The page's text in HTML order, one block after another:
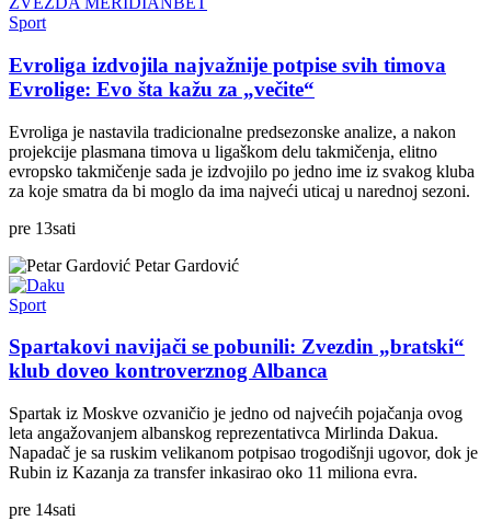
Sport
Evroliga izdvojila najvažnije potpise svih timova
Evrolige: Evo šta kažu za „večite“
Evroliga je nastavila tradicionalne predsezonske analize, a nakon
projekcije plasmana timova u ligaškom delu takmičenja, elitno
evropsko takmičenje sada je izdvojilo po jedno ime iz svakog kluba
za koje smatra da bi moglo da ima najveći uticaj u narednoj sezoni.
pre 13sati
Petar Gardović
Sport
Spartakovi navijači se pobunili: Zvezdin „bratski“
klub doveo kontroverznog Albanca
Spartak iz Moskve ozvaničio je jedno od najvećih pojačanja ovog
leta angažovanjem albanskog reprezentativca Mirlinda Dakua.
Napadač je sa ruskim velikanom potpisao trogodišnji ugovor, dok je
Rubin iz Kazanja za transfer inkasirao oko 11 miliona evra.
pre 14sati